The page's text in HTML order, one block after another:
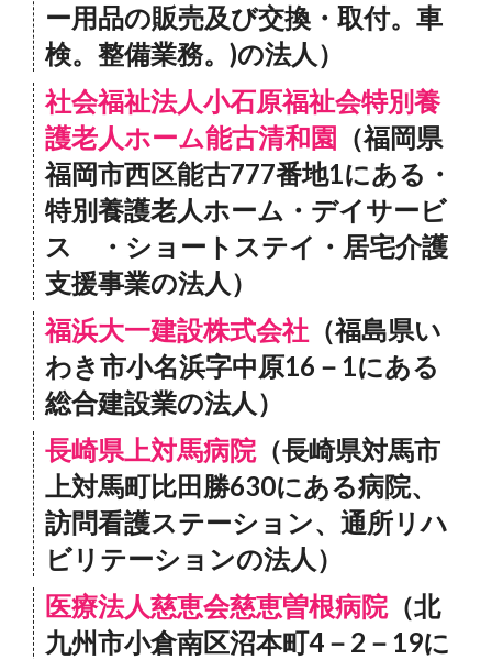
ー用品の販売及び交換・取付。車
検。整備業務。)の法人）
社会福祉法人小石原福祉会特別養
護老人ホーム能古清和園 （福岡県
福岡市西区能古777番地1にある・
特別養護老人ホーム・デイサービ
ス ・ショートステイ・居宅介護
支援事業の法人）
福浜大一建設株式会社 （福島県い
わき市小名浜字中原16－1にある
総合建設業の法人）
長崎県上対馬病院（長崎県対馬市
上対馬町比田勝630にある病院、
訪問看護ステーション、通所リハ
ビリテーションの法人）
医療法人慈恵会慈恵曽根病院（北
九州市小倉南区沼本町4－2－19に